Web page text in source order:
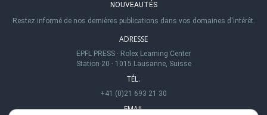
NOUVEAUTÉS
Restez informé de nos dernières publications dans vos domaines d'intérêt.
ADRESSE
EPFL PRESS · Rolex Learning Center
Station 20 · 1015 Lausanne, Suisse
TÉL.
+41 (0)21 693 21 30
EMAIL